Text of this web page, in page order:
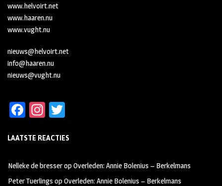
www.helvoirt.net
www.haaren.nu
www.vught.nu
nieuws@helvoirt.net
info@haaren.nu
nieuws@vught.nu
Fa
b
oo
k
In
ag
m
tt
LAATSTE REACTIES
Nelleke de bresseropOverleden: Annie Bolenius – Berkelmans
Peter Tuerlings opOverleden: Annie Bolenius – Berkelmans